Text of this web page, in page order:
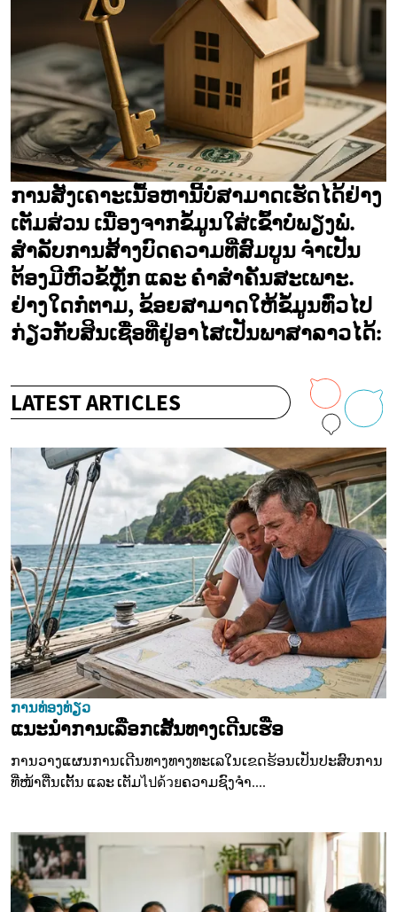
ການສັງເຄາະເນື້ອຫານີ້ບໍ່ສາມາດເຮັດໄດ້ຢ່າງ
ເຕັມສ່ວນ ເນື່ອງຈາກຂໍ້ມູນໃສ່ເຂົ້າບໍ່ພຽງພໍ.
ສຳລັບການສ້າງບົດຄວາມທີ່ສົມບູນ ຈຳເປັນ
ຕ້ອງມີຫົວຂໍ້ຫຼັກ ແລະ ຄຳສຳຄັນສະເພາະ.
ຢ່າງໃດກໍຕາມ, ຂ້ອຍສາມາດໃຫ້ຂໍ້ມູນທົ່ວໄປ
ກ່ຽວກັບສິນເຊື່ອທີ່ຢູ່ອາໄສເປັນພາສາລາວໄດ້:
LATEST ARTICLES
ການທ່ອງທ່ຽວ
ແນະນຳການເລືອກເສັ້ນທາງເດີນເຮືອ
ການວາງແຜນການເດີນທາງທາງທະເລໃນເຂດຮ້ອນເປັນປະສົບການ
ທີ່ໜ້າຕື່ນເຕັ້ນ ແລະ ເຕັມไปด้วยຄວາມຊົງຈຳ....